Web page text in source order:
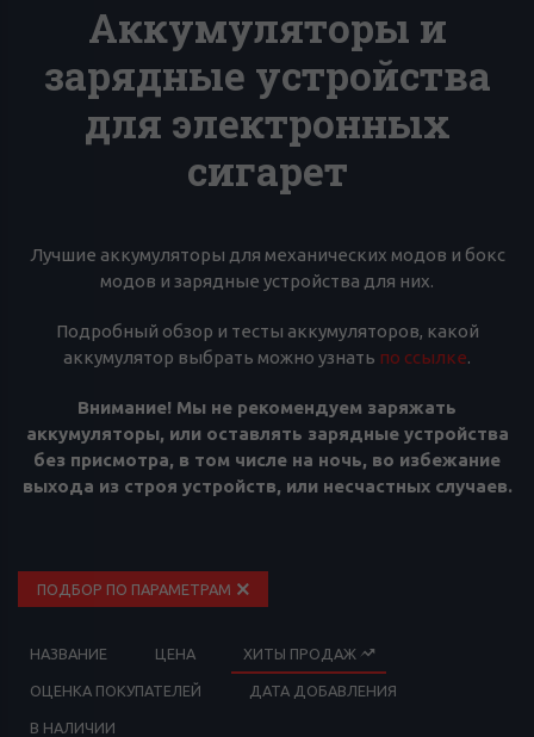
Аккумуляторы и
зарядные устройства
для электронных
сигарет
Лучшие аккумуляторы для механических модов и бокс
модов и зарядные устройства для них.
Подробный обзор и тесты аккумуляторов, какой
аккумулятор выбрать можно узнать по ссылке.
Внимание! Мы не рекомендуем заряжать
аккумуляторы, или оставлять зарядные устройства
без присмотра, в том числе на ночь, во избежание
выхода из строя устройств, или несчастных случаев.
ПОДБОР ПО ПАРАМЕТРАМ
НАЗВАНИЕ ЦЕНА ХИТЫ ПРОДАЖ
ОЦЕНКА ПОКУПАТЕЛЕЙ ДАТА ДОБАВЛЕНИЯ
В НАЛИЧИИ